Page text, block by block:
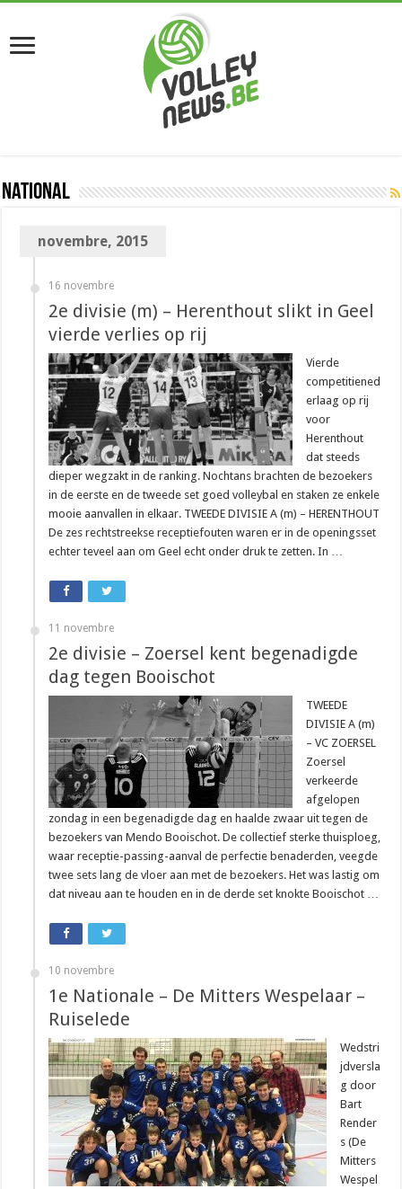
National
novembre, 2015
16 novembre
2e divisie (m) – Herenthout slikt in Geel
vierde verlies op rij
Vierde
competitiened
erlaag op rij
voor
Herenthout
dat steeds
dieper wegzakt in de ranking. Nochtans brachten de bezoekers
in de eerste en de tweede set goed volleybal en staken ze enkele
mooie aanvallen in elkaar. TWEEDE DIVISIE A (m) – HERENTHOUT
De zes rechtstreekse receptiefouten waren er in de openingsset
echter teveel aan om Geel echt onder druk te zetten. In …
11 novembre
2e divisie – Zoersel kent begenadigde
dag tegen Booischot
TWEEDE
DIVISIE A (m)
– VC ZOERSEL
Zoersel
verkeerde
afgelopen
zondag in een begenadigde dag en haalde zwaar uit tegen de
bezoekers van Mendo Booischot. De collectief sterke thuisploeg,
waar receptie-passing-aanval de perfectie benaderden, veegde
twee sets lang de vloer aan met de bezoekers. Het was lastig om
dat niveau aan te houden en in de derde set knokte Booischot …
10 novembre
1e Nationale – De Mitters Wespelaar –
Ruiselede
Wedstri
jdversla
g door
Bart
Render
s (De
Mitters
Wespel